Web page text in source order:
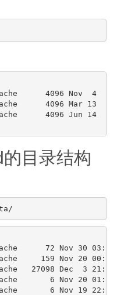
4096 Nov  4  2019
4096 Mar 13  2018
4096 Jun 14  2019
目录结构
72 Nov 30 03:18
159 Nov 20 00:32
27098 Dec  3 21:42
6 Nov 20 01:31
6 Nov 19 22:46